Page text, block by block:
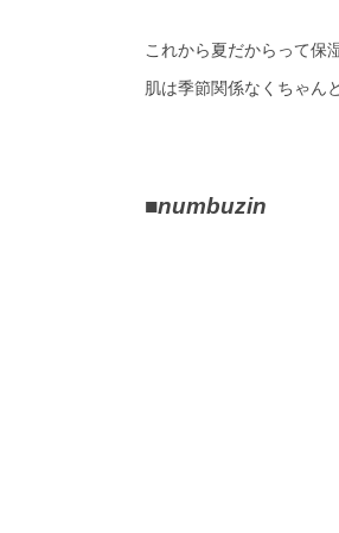
これから夏だからって保
肌は季節関係なくちゃん
■numbuzin